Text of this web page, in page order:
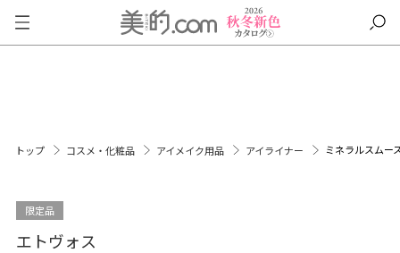
トップ コスメ・化粧品 アイメイク用品 アイライナー ミネラルスムー
限定品
エトヴォス